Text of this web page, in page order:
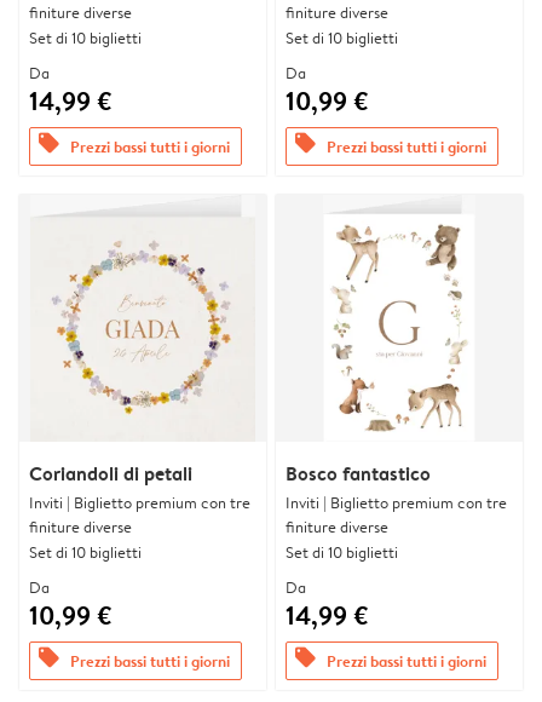
finiture diverse
Set di 10 biglietti
Da
14,99 €
offers Prezzi bassi tutti i giorni
finiture diverse
Set di 10 biglietti
Da
10,99 €
offers Prezzi bassi tutti i giorni
Coriandoli di petali
Inviti | Biglietto premium con tre
finiture diverse
Set di 10 biglietti
Da
10,99 €
offers Prezzi bassi tutti i giorni
Bosco fantastico
Inviti | Biglietto premium con tre
finiture diverse
Set di 10 biglietti
Da
14,99 €
offers Prezzi bassi tutti i giorni